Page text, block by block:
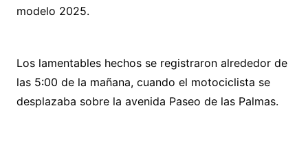
modelo 2025.
Los lamentables hechos se registraron alrededor de
las 5:00 de la mañana, cuando el motociclista se
desplazaba sobre la avenida Paseo de las Palmas.